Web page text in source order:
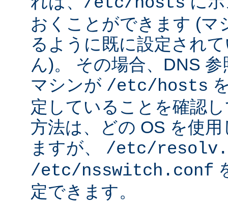
おくことができます (マ
るように既に設定され
ん)。 その場合、DNS
マシンが /etc/hosts
定していることを確認
方法は、どの OS を使
ますが、 /etc/
/etc/nsswitch.conf
定できます。